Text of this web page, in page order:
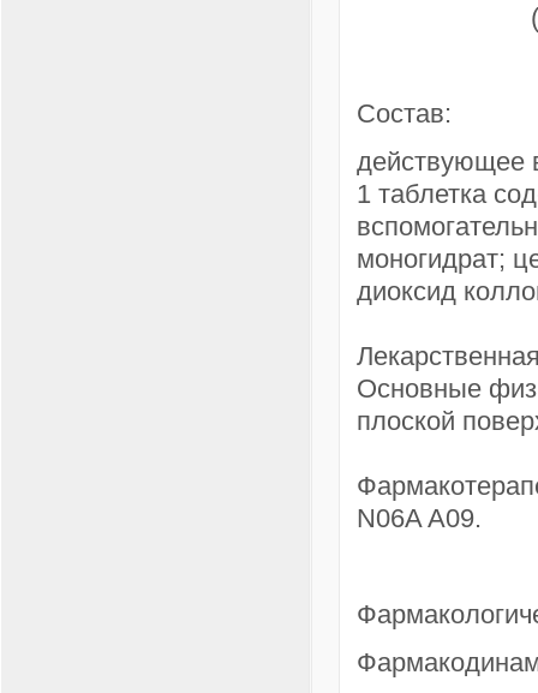
Состав:
действующее
1 таблетка
моногидрат;
диоксид
Основные
плоской
N06A A09.